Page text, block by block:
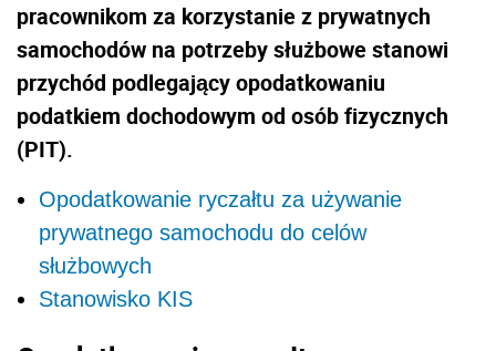
pracownikom za korzystanie z prywatnych
samochodów na potrzeby służbowe stanowi
przychód podlegający opodatkowaniu
podatkiem dochodowym od osób fizycznych
(PIT).
Opodatkowanie ryczałtu za używanie
prywatnego samochodu do celów
służbowych
Stanowisko KIS